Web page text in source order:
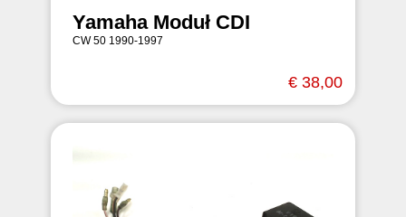
Yamaha Moduł CDI
CW 50 1990-1997
€ 38,00